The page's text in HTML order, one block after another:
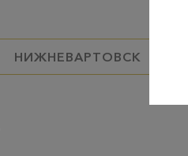
НИЖНЕВАРТОВСК